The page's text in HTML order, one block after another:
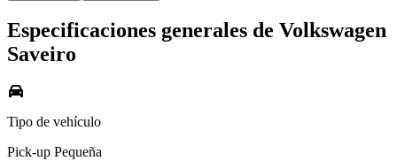
Especificaciones generales de Volkswagen
Saveiro
Tipo de vehículo
Pick-up Pequeña